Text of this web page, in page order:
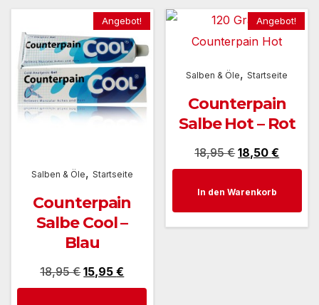
Angebot!
Salben & Öle, Startseite
Counterpain
Salbe Cool –
Blau
18,95€Ursprünglicher
Preis
15,95€
Preis
Angebot!
Salben & Öle,Startseite
Counterpain
Salbe Hot – Rot
18,95€Ursprünglicher
Preis
war:
18,95 €
18,50€
Preis
18,50
In den Warenkorb